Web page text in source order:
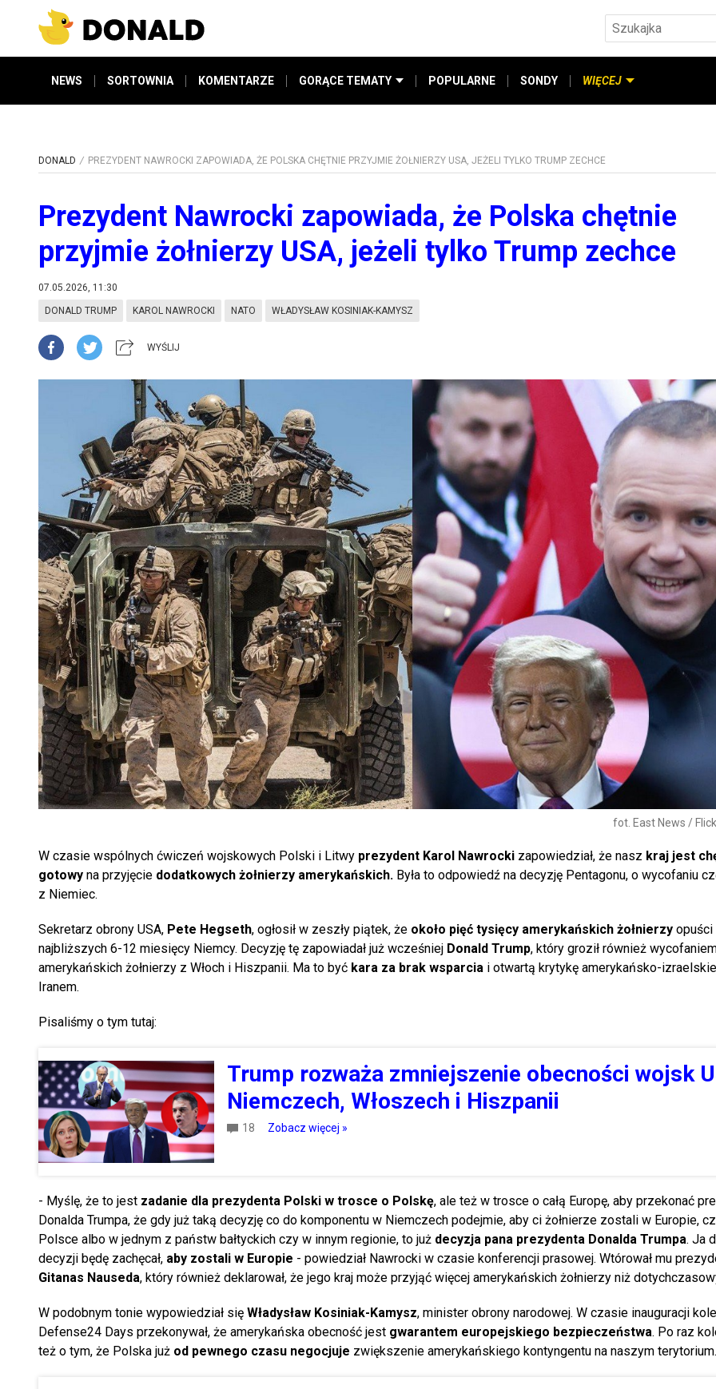
NEWS SORTOWNIA KOMENTARZE GORĄCE TEMATY POPULARNE SONDY WIĘCEJ
DONALD PREZYDENT NAWROCKI ZAPOWIADA, ŻE POLSKA CHĘTNIE PRZYJMIE ŻOŁNIERZY USA, JEŻELI TYLKO TRUMP ZECHCE
Prezydent Nawrocki zapowiada, że Polska chętnie
przyjmie żołnierzy USA, jeżeli tylko Trump zechce
07.05.2026, 11:30
DONALD TRUMP KAROL NAWROCKI NATO WŁADYSŁAW KOSINIAK-KAMYSZ
WYŚLIJ
fot. East News /
W czasie wspólnych ćwiczeń wojskowych Polski i Litwy prezydent Karol Nawrocki zapowiedział, że nasz kraj jest
gotowy na przyjęcie dodatkowych żołnierzy amerykańskich. Była to odpowiedź na decyzję Pentagonu, o wycofaniu
z Niemiec.
Sekretarz obrony USA, Pete Hegseth, ogłosił w zeszły piątek, że około pięć tysięcy amerykańskich żołnierzy opuści
najbliższych 6-12 miesięcy Niemcy. Decyzję tę zapowiadał już wcześniej Donald Trump, który groził również
amerykańskich żołnierzy z Włoch i Hiszpanii. Ma to być kara za brak wsparcia i otwartą krytykę amerykańsko-
Iranem.
Pisaliśmy o tym tutaj:
Trump rozważa zmniejszenie obecności wojsk
Niemczech, Włoszech i Hiszpanii
18 Zobacz więcej »
- Myślę, że to jest zadanie dla prezydenta Polski w trosce o Polskę, ale też w trosce o całą Europę, aby przekonać
Donalda Trumpa, że gdy już taką decyzję co do komponentu w Niemczech podejmie, aby ci żołnierze zostali w Europie,
Polsce albo w jednym z państw bałtyckich czy w innym regionie, to już decyzja pana prezydenta Donalda Trumpa. Ja
decyzji będę zachęcał, aby zostali w Europie - powiedział Nawrocki w czasie konferencji prasowej. Wtórował mu
Gitanas Nauseda, który również deklarował, że jego kraj może przyjąć więcej amerykańskich żołnierzy niż
W podobnym tonie wypowiedział się Władysław Kosiniak-Kamysz, minister obrony narodowej. W czasie inauguracji
Defense24 Days przekonywał, że amerykańska obecność jest gwarantem europejskiego bezpieczeństwa. Po raz
też o tym, że Polska już od pewnego czasu negocjuje zwiększenie amerykańskiego kontyngentu na naszym terytorium.